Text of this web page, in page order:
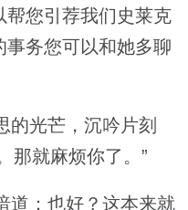
帮您引荐我们史莱克
务您可以和她多聊
光芒，沉吟片刻
那就麻烦你了。”
：也好？这本来就